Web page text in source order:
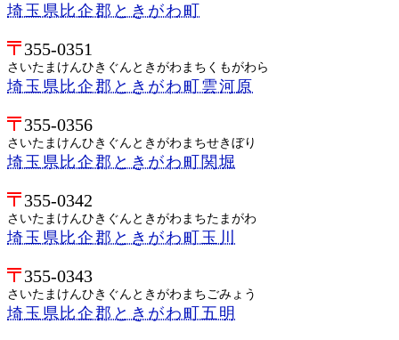
埼玉県比企郡ときがわ町
355-0351
さいたまけんひきぐんときがわまちくもがわら
埼玉県比企郡ときがわ町雲河原
355-0356
さいたまけんひきぐんときがわまちせきぼり
埼玉県比企郡ときがわ町関堀
355-0342
さいたまけんひきぐんときがわまちたまがわ
埼玉県比企郡ときがわ町玉川
355-0343
さいたまけんひきぐんときがわまちごみょう
埼玉県比企郡ときがわ町五明